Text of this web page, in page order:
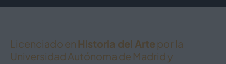
Licenciado en Historia del Arte por la
Universidad Autónoma de Madrid y